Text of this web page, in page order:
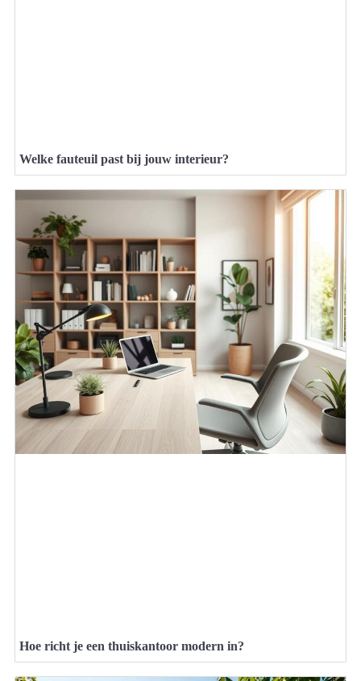
Welke fauteuil past bij jouw interieur?
Hoe richt je een thuiskantoor modern in?